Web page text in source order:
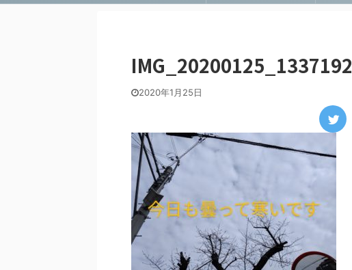
IMG_20200125_1337192
2020年1月25日